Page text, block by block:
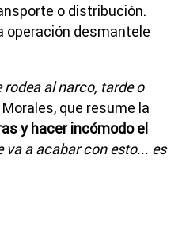
o distribución.
operación desmantele
al narco, tarde o
que resume la
y hacer incómodo el
va a acabar con esto... es